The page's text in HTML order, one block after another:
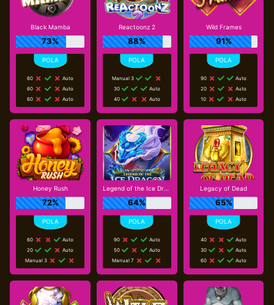
Black Mamba
73%
60
Auto
60
Auto
60
Auto
Reactoonz 2
88%
Manual 3
30
Auto
40
Auto
Wild Frames
91%
90
Auto
20
Auto
10
Auto
Honey Rush
72%
60
Auto
20
Auto
Manual 3
Legend of the Ice Dragon
64%
90
Auto
50
Auto
Manual 7
Legacy of Dead
65%
40
Auto
30
Auto
60
Auto